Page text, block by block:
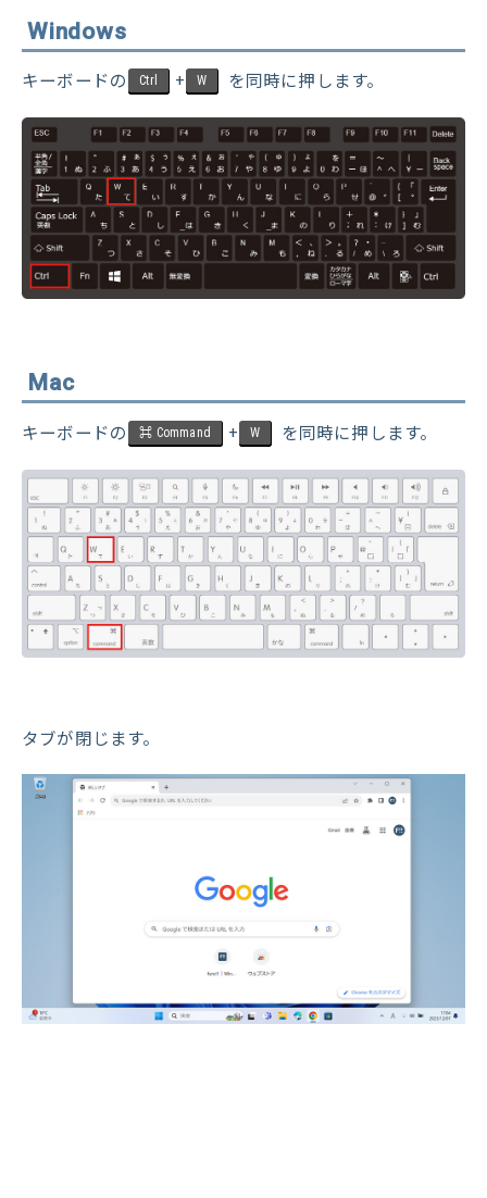
Windows
キーボードの Ctrl + W を同時に押します。
Mac
キーボードの ⌘ Command + W を同時に押します。
タブが閉じます。